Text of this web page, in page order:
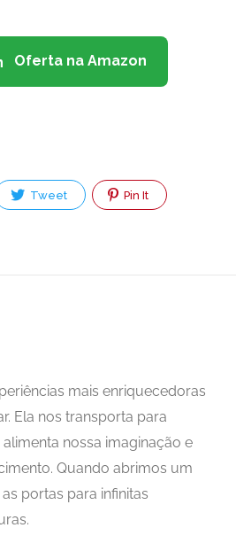
Oferta na Amazon
Tweet Pin It
mais enriquecedoras
Ela nos transporta para
nossa imaginação e
Quando abrimos um
portas para infinitas